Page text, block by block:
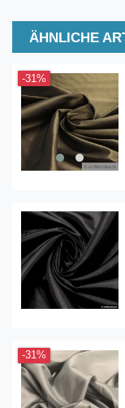
ÄHNLICHE
-31%
-31%